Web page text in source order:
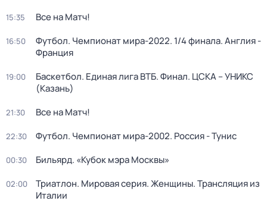
15:35 Все на Матч!
16:50
Футбол. Чемпионат мира-2022. 1/4 финала. Англия -
Франция
19:00
Баскетбол. Единая лига ВТБ. Финал. ЦСКА – УНИКС
(Казань)
21:30 Все на Матч!
22:30 Футбол. Чемпионат мира-2002. Россия - Тунис
00:30 Бильярд. «Кубок мэра Москвы»
02:00
Триатлон. Мировая серия. Женщины. Трансляция из
Италии